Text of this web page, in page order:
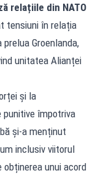
relațiile din NATO
tensiuni în relația
Groenlanda,
unitatea Alianței
și la
punitive împotriva
și-a menținut
inclusiv viitorul
unui acord